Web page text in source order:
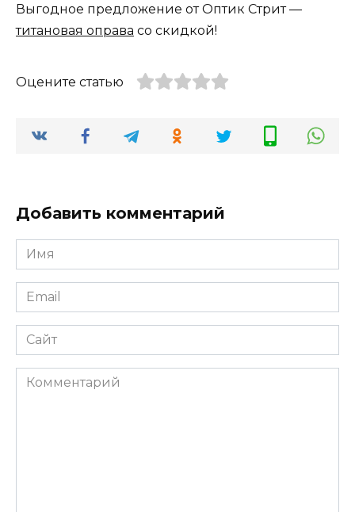
Выгодное предложение от Оптик Стрит —
титановая оправа со скидкой!
Оцените статью
Добавить комментарий
Имя
*
Email
*
Сайт
Комментарий